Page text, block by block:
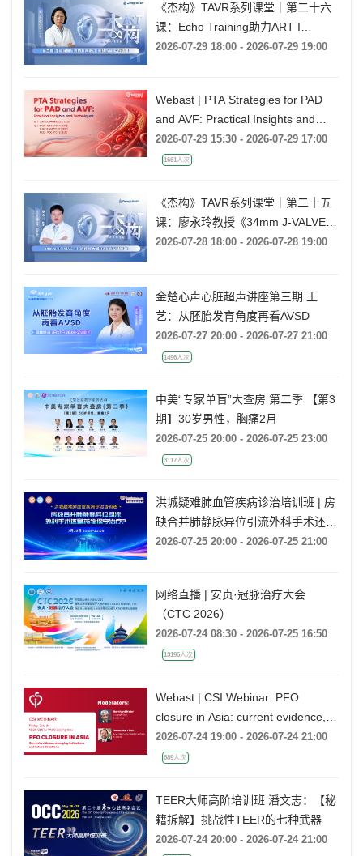
《杰构》TAVR系列课堂｜第二十六
课：Echo Training助力ART I
Rebecca T. Hahn教授《第二期-主动
2026-07-29 18:00 - 2026-07-29 19:00
Webast | PTA Strategies for PAD
and AVF: Practical Insights and
Techniques
2026-07-29 15:30 - 2026-07-29 17:00
1661人次
《杰构》TAVR系列课堂｜第二十五
课：廖永玲教授《34mm J-VALVE
TF 治疗超大瓣环AR的实战经验》
2026-07-28 18:00 - 2026-07-28 19:00
金楚心声心脏超声讲座第三期 王
艺：从胚胎发育角度再看AVSD
2026-07-27 20:00 - 2026-07-27 21:00
1496人次
中美“专家单盲”大查房 第二季 【第3
期】30岁男性，胸痛2月
2026-07-25 20:00 - 2026-07-25 23:00
3117人次
洪城疑难肺血管疾病诊治培训班 | 房
缺合并肺静脉异位引流外科手术还是
药物保守治疗?
2026-07-25 20:00 - 2026-07-25 21:00
网络直播 | 安贞·冠脉治疗大会
（CTC 2026）
2026-07-24 08:30 - 2026-07-25 16:50
13196人次
Webast | CSI Webinar: PFO
closure in Asia: current evidence,
emerging indications and future
directions
2026-07-24 19:00 - 2026-07-24 21:00
689人次
TEER大师高阶培训班 潘文志：【秘
籍拆解】挑战性TEER的七种武器
2026-07-24 20:00 - 2026-07-24 21:00